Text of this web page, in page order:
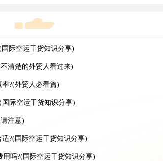
际空运干货知识分享)
清楚的外贸人看过来)
?(外贸人必看篇)
际空运干货知识分享）
注意)
?(国际空运干货知识分享)
吗?(国际空运干货知识分享)